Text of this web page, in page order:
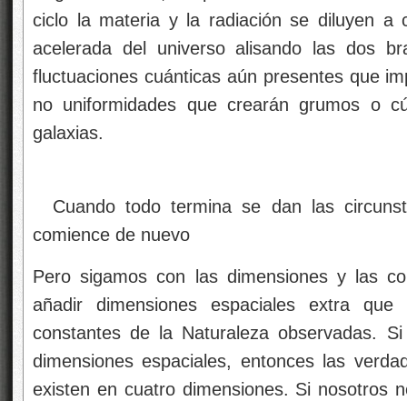
ciclo la materia y la radiación se diluyen a
acelerada del universo alisando las dos
fluctuaciones cuánticas aún presentes que
no uniformidades que crearán grumos o
galaxias.
Cuando todo termina se dan las
comience de nuevo
Pero sigamos con las dimensiones y las
añadir dimensiones espaciales extra
constantes de la Naturaleza observadas.
dimensiones espaciales, entonces las
existen en cuatro dimensiones. Si nosotros